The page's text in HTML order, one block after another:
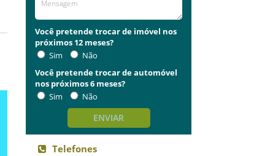
Você pretende trocar de imóvel nos
próximos 12 meses?
Sim
Não
Você pretende trocar de automóvel
nos próximos 6 meses?
Sim
Não
ENVIAR
Telefones